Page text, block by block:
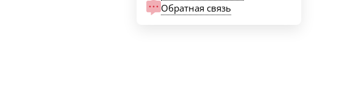
Обратная связь